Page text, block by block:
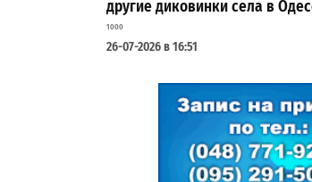
другие диковинки села в
1000
26-07-2026 в 16:51